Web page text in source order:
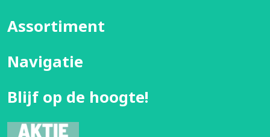
Assortiment
Navigatie
Blijf op de hoogte!